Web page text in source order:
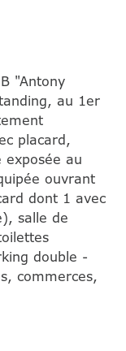
"Antony
au 1er
placard,
au
ouvrant
dont 1 avec
salle de
double -
commerces,